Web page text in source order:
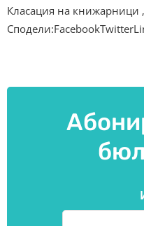
Класация на книжарници